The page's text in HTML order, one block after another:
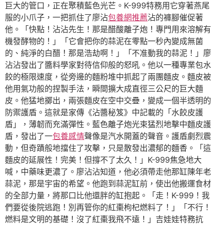
巨大的管口，正在聚積藍色光芒。K-999特務用它穿著燕尾
服的小爪子，一把抓住了廖沾包養網推薦沾的褲腳催促著
他。「快點！沾沾先生！那是醋酸離子炮！專門用來溶解有
機發酵物的！」「它會把你的蒜泥在零點一秒內變成無菌
的、純淨的白醋！那是浩劫啊！」「不准動我的蒜泥！」廖
沾沾發出了醬料學家對待信仰般的怒吼。他以一種專業包水
餃的極限速度，從旁邊的麵粉堆中抓起了兩團麵皮。麵皮被
他用氣功般的捏製手法，瞬間擴大成直徑三公尺的巨大麵
皮。他猛地擲出，兩張麵皮在空中交疊，變成一個半透明的
防禦護盾。這就是家傳《沾醬秘笈》中記載的「水餃皮護
盾」，薄韌而充滿彈性。藍色離子炮光束猛烈地擊中麵皮護
盾，發出了一包養感情聲像是汽水開蓋的聲音。護盾劇烈震
動，但奇蹟般地擋住了攻擊，只是散發出濃郁的麵香。「這
麵皮的延展性！完美！但撐不了太久！」K-999焦急地大
喊，中藥味更濃了。廖沾沾知道，他必須帶走他那缸陳年老
蒜泥，那是宇宙的希望。他跑到蒜泥缸前，使出他搬運食材
的全部力量，將那口比他還胖的缸抱起。「走！K-999！我
們要從後院逃跑！別再管你的紅棗枸杞燃料了！」「不行！
燃料是文明的基礎！沒了紅棗我飛不遠！」吉娃娃特務抗